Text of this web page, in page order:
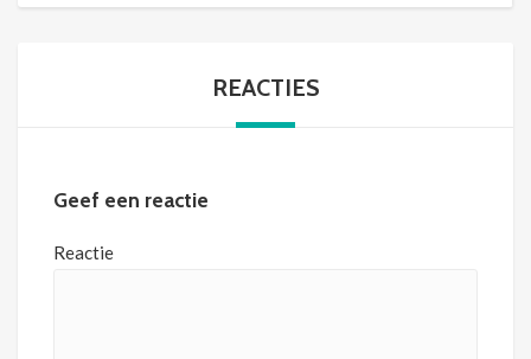
REACTIES
Geef een reactie
Reactie